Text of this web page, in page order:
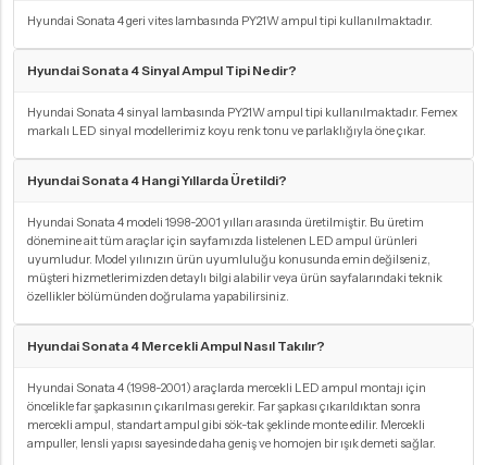
Hyundai Sonata 4 geri vites lambasında PY21W ampul tipi kullanılmaktadır.
Hyundai Sonata 4 Sinyal Ampul Tipi Nedir?
Hyundai Sonata 4 sinyal lambasında PY21W ampul tipi kullanılmaktadır. Femex
markalı LED sinyal modellerimiz koyu renk tonu ve parlaklığıyla öne çıkar.
Hyundai Sonata 4 Hangi Yıllarda Üretildi?
Hyundai Sonata 4 modeli 1998-2001 yılları arasında üretilmiştir. Bu üretim
dönemine ait tüm araçlar için sayfamızda listelenen LED ampul ürünleri
uyumludur. Model yılınızın ürün uyumluluğu konusunda emin değilseniz,
müşteri hizmetlerimizden detaylı bilgi alabilir veya ürün sayfalarındaki teknik
özellikler bölümünden doğrulama yapabilirsiniz.
Hyundai Sonata 4 Mercekli Ampul Nasıl Takılır?
Hyundai Sonata 4 (1998-2001) araçlarda mercekli LED ampul montajı için
öncelikle far şapkasının çıkarılması gerekir. Far şapkası çıkarıldıktan sonra
mercekli ampul, standart ampul gibi sök-tak şeklinde monte edilir. Mercekli
ampuller, lensli yapısı sayesinde daha geniş ve homojen bir ışık demeti sağlar.